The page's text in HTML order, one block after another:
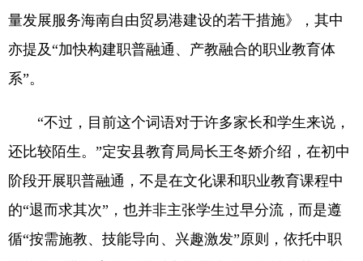
量发展服务海南自由贸易港建设的若干措施》，其中
亦提及“加快构建职普融通、产教融合的职业教育体
系”。
“不过，目前这个词语对于许多家长和学生来说，
还比较陌生。”定安县教育局局长王冬娇介绍，在初中
阶段开展职普融通，不是在文化课和职业教育课程中
的“退而求其次”，也并非主张学生过早分流，而是遵
循“按需施教、技能导向、兴趣激发”原则，依托中职